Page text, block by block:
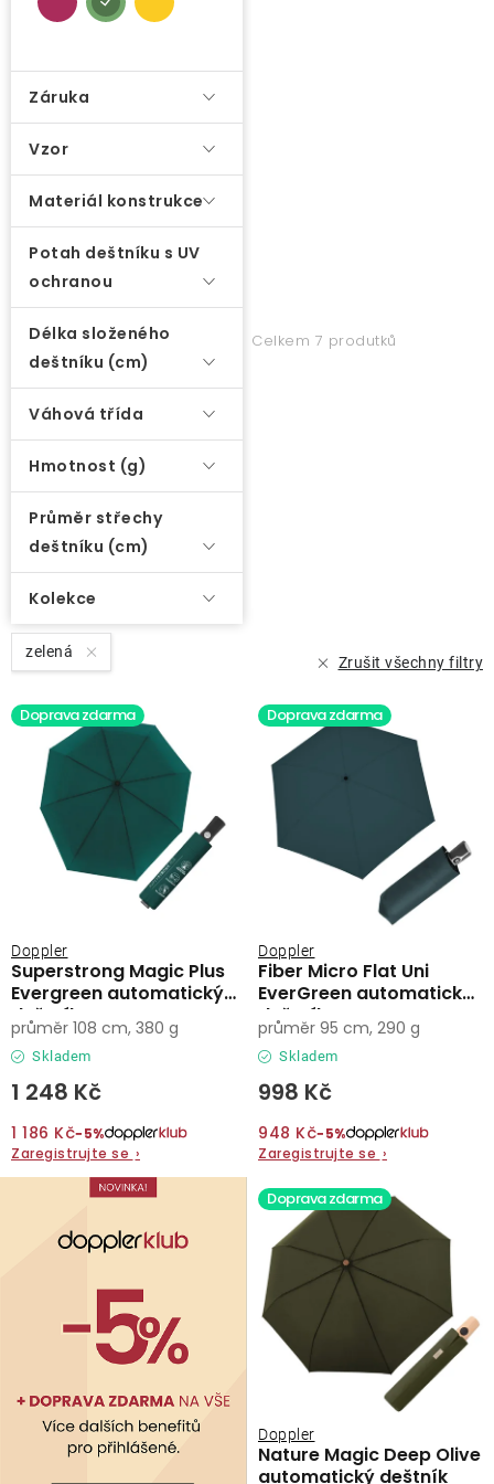
Kontakty
Záruka
Vzor
Materiál konstrukce
Potah deštníku s UV
ochranou
Délka složeného
deštníku (cm)
Váhová třída
Hmotnost (g)
Průměr střechy
deštníku (cm)
Kolekce
Celkem 7 produtků
zelená
Zrušit všechny filtry
Doprava zdarma
Superstrong Magic Plus
Evergreen automatický
deštník
Doppler
Skladem
1 248 Kč
1 186 Kč−5%
Zaregistrujte se ›
průměr 108 cm, 380 g
Doprava zdarma
Fiber Micro Flat Uni
EverGreen automatický
deštník
Doppler
Skladem
998 Kč
948 Kč−5%
Zaregistrujte se ›
průměr 95 cm, 290 g
Doprava zdarma
Nature Magic Deep Olive
automatický deštník
Doppler